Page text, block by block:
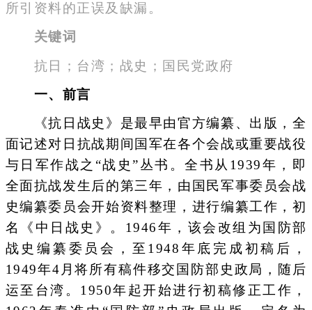
所引资料的正误及缺漏。
关键词
抗日；台湾；战史；国民党政府
一、前言
《抗日战史》是最早由官方编纂、出版，全
面记述对日抗战期间国军在各个会战或重要战役
与日军作战之“战史”丛书。全书从1939年，即
全面抗战发生后的第三年，由国民军事委员会战
史编纂委员会开始资料整理，进行编纂工作，初
名《中日战史》。1946年，该会改组为国防部
战史编纂委员会，至1948年底完成初稿后，
1949年4月将所有稿件移交国防部史政局，随后
运至台湾。1950年起开始进行初稿修正工作，